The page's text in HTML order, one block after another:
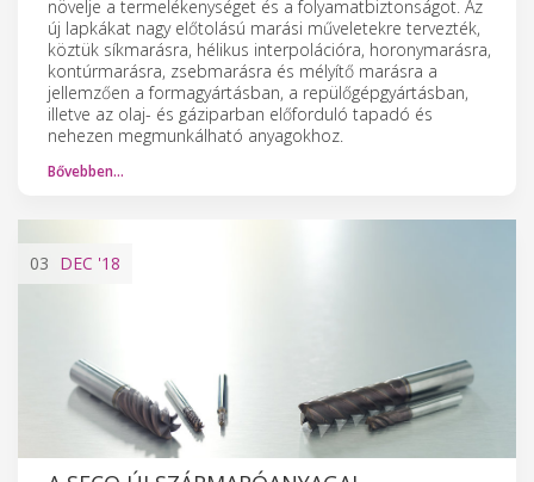
növelje a termelékenységet és a folyamatbiztonságot. Az
új lapkákat nagy előtolású marási műveletekre tervezték,
köztük síkmarásra, hélikus interpolációra, horonymarásra,
kontúrmarásra, zsebmarásra és mélyítő marásra a
jellemzően a formagyártásban, a repülőgépgyártásban,
illetve az olaj- és gáziparban előforduló tapadó és
nehezen megmunkálható anyagokhoz.
Bővebben…
03 DEC '18